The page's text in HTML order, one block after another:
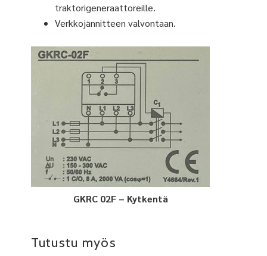
traktorigeneraattoreille.
Verkkojännitteen valvontaan.
GKRC 02F – Kytkentä
Tutustu myös